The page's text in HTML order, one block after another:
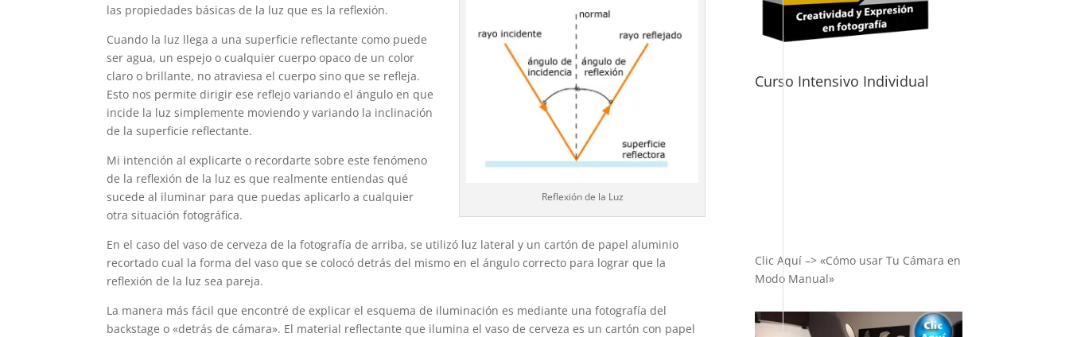
Reflexión de la Luz
las propiedades básicas de la luz que es la reflexión.
Cuando la luz llega a una superficie reflectante como puede
ser agua, un espejo o cualquier cuerpo opaco de un color
claro o brillante, no atraviesa el cuerpo sino que se refleja.
Esto nos permite dirigir ese reflejo variando el ángulo en que
incide la luz simplemente moviendo y variando la inclinación
de la superficie reflectante.
Mi intención al explicarte o recordarte sobre este fenómeno
de la reflexión de la luz es que realmente entiendas qué
sucede al iluminar para que puedas aplicarlo a cualquier
otra situación fotográfica.
En el caso del vaso de cerveza de la fotografía de arriba, se utilizó luz lateral y un cartón de papel aluminio
recortado cual la forma del vaso que se colocó detrás del mismo en el ángulo correcto para lograr que la
reflexión de la luz sea pareja.
La manera más fácil que encontré de explicar el esquema de iluminación es mediante una fotografía del
backstage o «detrás de cámara». El material reflectante que ilumina el vaso de cerveza es un cartón con papel
Curso Intensivo Individual
Clic Aquí –> «Cómo usar Tu Cámara en
Modo Manual»